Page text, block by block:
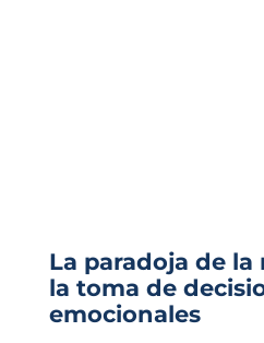
La paradoja de
la toma de
emocionales